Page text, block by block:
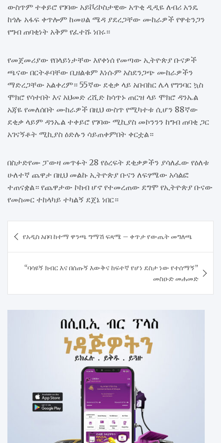
ውስጥም ተቀይሮ የገባው አይቮሪኮስታዊው አጥቂ ዲዲዬ ለብሪ አንዴ
ከጎሉ አፋፍ ቀጥሎም ከመሀል ሜዳ ያደረጋቸው ሙከራዎች የዋቴንጋን
የግብ ጠባቂነት አቅም የፈተሹ ነበሩ።
የመጀመሪያው የበላይነታቸው እየቀነሰ የመጣው ኢትዮጵያ ቡናዎች
ጫናው በርትቶባቸው ቢዘልቁም እነሱም አስደንጋጭ ሙከራዎችን
ማድረጋቸው አልቀረም። 55ኛው ደቂቃ ላይ አቡበከር ሌላ የግንባር ኳስ
ሞክሮ የሳተበት እና አህመድ ረሺድ ከሳጥኑ ጠርዝ ላይ ሞክሮ ዳንኤል
አጃዬ የመለሰበት ሙከራዎች በዚህ ውስጥ የሚካተቱ ሲሆን 88ኛው
ደቂቃ ላይም ዳንኤል ተቀይሮ የገባው ሚኪያስ መኮንንን ከግብ ጠባቂ ጋር
አገናኝቶት ሚኪያስ ዕድሉን ሳይጠቀምበት ቀርቷል።
በስታድየሙ ፓውዛ መጥፉት 28 የዕረፍት ደቂቃዎችን ያሳለፈው የዕለቱ
ሁለተኛ ጨዋታ በዚህ መልኩ ኢትዮጵያ ቡናን ለፍፃሜው አሳልፎ
ተጠናቋል። የጨዋታው ኮከብ ሆኖ የተመረጠው ደግሞ የኢትዮጵያ ቡናው
የመስመር ተከላካይ ተካልኝ ደጀኔ ነበር።
navigation
የአዲስ አበባ ከተማ ዋንጫ ግማሽ ፍጻሜ – ቀጥታ የውጤት መግለጫ
“ባሳዩኝ ክብር እና በሰጡኝ እውቅና ከፍተኛ የሆነ ደስታ ነው የተሰማኝ”
መስዑድ መሐመድ